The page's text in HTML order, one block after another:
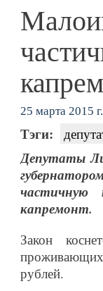
25 марта 2015 г.
Тэги:
Депутаты
частичную
капремонт.
Закон
проживающих
рублей.